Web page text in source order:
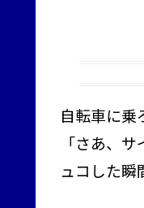
自転車に乗
「さあ、
ュコした瞬